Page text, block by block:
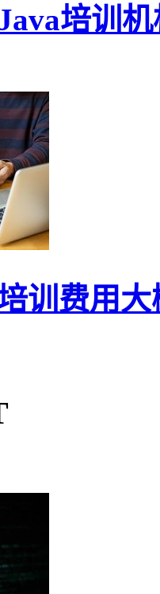
培训机
训费用